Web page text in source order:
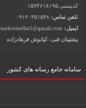
کدپستی:۱۵۷۴۶۱۸۱۹۵
تلفن تماس: ۰۹۱۲۰۴۵۱۵۴۸
ایمیل: mehremellat1@gmail.com
پشتیبان فنی: کیانوش فرهادزاده
سامانه جامع رسانه های کشور